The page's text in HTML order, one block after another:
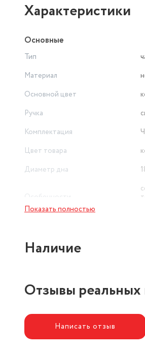
Характеристики
Основные
Тип
Материал
Основной цвет
Ручка
Комплектация
Цвет товара
Диаметр дна
Показать полностью
Наличие
Отзывы реальных
Написать отзыв